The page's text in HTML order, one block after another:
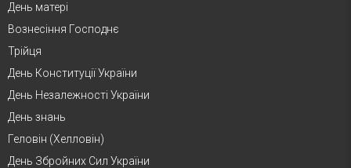
День матері
Вознесіння Господнє
Трійця
День Конституції України
День Незалежності України
День знань
Геловін (Хелловін)
День Збройних Сил України